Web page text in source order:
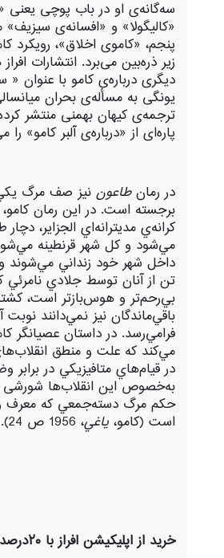
سه‌گانه‌ی او در باب پوچی یعنی
«کالیگولا» و «افسانه‌ی
پنجم، «کاموی اخلاق»، رویکرد
زیر ذره‌بین می‌برد. انتشارات
دیگری درباره‌ی کامو با عنوان «
یونگی به مسأله‌ی بحران
ترجمه‌ی کیهان بهمنی منتشر
پاره‌ای از «درباره‌ی آلبر کامو» را
در رمانطاعوننيز صف مرگ
برجسته است. در اين رمان كامو،
كرانه‌ي مديترانه‌اي الجزاير، دچار
مي‌شود و كل شهر قرنطينه
داخل شهر خود زنداني مي‌شوند
تن از آنان توسط جلادي نامرئي
بي‌رحم‌تر و هوس‌بازتر است،
باقي‌ماندگان نيز نمي‌دانند نوبت
فرامي‌رسد. در داستان عصیانگر
مي‌كند كه علت و منطق
در قیام‌هاي متافيزيكي در برابر
به‌خصوص این انقلاب‌ها شورشی
حكم مرگ دسته‌جمعي كه
است (كامو، ياغي، 1956 ص 24).
خرید از اپلیکیشن افراز با ۲۰درصد تخفیف